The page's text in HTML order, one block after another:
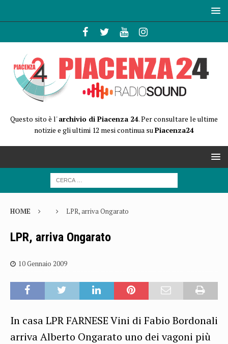
Questo sito è l'archivio di Piacenza 24. Per consultare le ultime
notizie e gli ultimi 12 mesi continua suPiacenza24
HOME LPR, arriva Ongarato
LPR, arriva Ongarato
10 Gennaio 2009
In casa LPR FARNESE Vini di Fabio Bordonali
arriva Alberto Ongarato uno dei vagoni più